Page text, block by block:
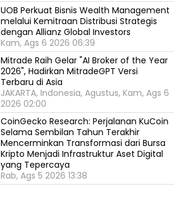
UOB Perkuat Bisnis Wealth Management
melalui Kemitraan Distribusi Strategis
dengan Allianz Global Investors
Kam, Ags 6 2026 06:39
Mitrade Raih Gelar "AI Broker of the Year
2026", Hadirkan MitradeGPT Versi
Terbaru di Asia
JAKARTA, Indonesia, Agustus, Kam, Ags 6
2026 02:00
CoinGecko Research: Perjalanan KuCoin
Selama Sembilan Tahun Terakhir
Mencerminkan Transformasi dari Bursa
Kripto Menjadi Infrastruktur Aset Digital
yang Tepercaya
Rab, Ags 5 2026 13:38